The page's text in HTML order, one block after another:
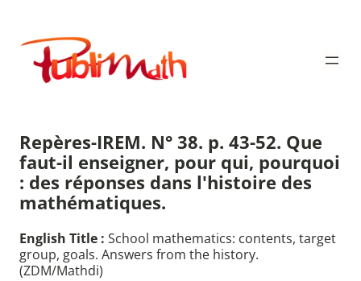
contenu
Publimath
Repères-IREM. N° 38. p. 43-52. Que
faut-il enseigner, pour qui, pourquoi
: des réponses dans l'histoire des
mathématiques.
English Title : School mathematics: contents, target
group, goals. Answers from the history.
(ZDM/Mathdi)